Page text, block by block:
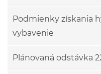
Podmienky získania
vybavenie
Plánovaná odstávka